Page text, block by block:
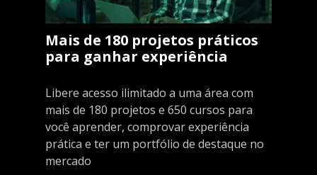
Mais de 180 projetos práticos
para ganhar experiência
Libere acesso ilimitado a uma área com
mais de 180 projetos e 650 cursos para
você aprender, comprovar experiência
prática e ter um portfólio de destaque no
mercado